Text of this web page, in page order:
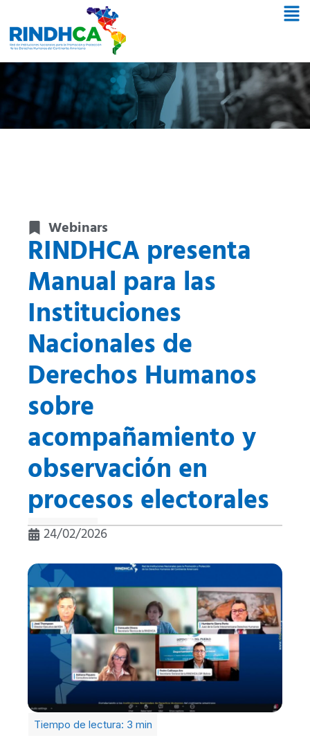
Webinars
RINDHCA presenta
Manual para las
Instituciones
Nacionales de
Derechos Humanos
sobre
acompañamiento y
observación en
procesos electorales
24/02/2026